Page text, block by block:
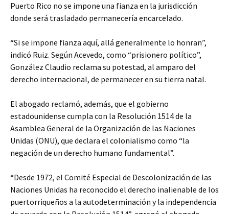
Puerto Rico no se impone una fianza en la jurisdicción
donde será trasladado permanecería encarcelado.
“Si se impone fianza aquí, allá generalmente lo honran”,
indicó Ruiz. Según Acevedo, como “prisionero político”,
González Claudio reclama su potestad, al amparo del
derecho internacional, de permanecer en su tierra natal.
El abogado reclamó, además, que el gobierno
estadounidense cumpla con la Resolución 1514 de la
Asamblea General de la Organización de las Naciones
Unidas (ONU), que declara el colonialismo como “la
negación de un derecho humano fundamental”.
“Desde 1972, el Comité Especial de Descolonización de las
Naciones Unidas ha reconocido el derecho inalienable de los
puertorriqueños a la autodeterminación y la independencia